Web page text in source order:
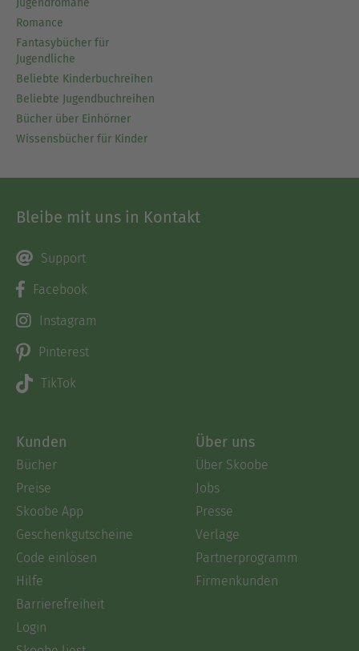
Romance
Fantasybücher für
Jugendliche
Beliebte Kinderbuchreihen
Beliebte Jugendbuchreihen
Bücher über Einhörner
Wissensbücher für Kinder
Bleibe mit uns in Kontakt
Support
Facebook
Instagram
Pinterest
TikTok
Kunden
Bücher
Preise
Skoobe App
Geschenkgutscheine
Code einlösen
Hilfe
Barrierefreiheit
Login
Über uns
Über Skoobe
Jobs
Presse
Verlage
Partnerprogramm
Firmenkunden